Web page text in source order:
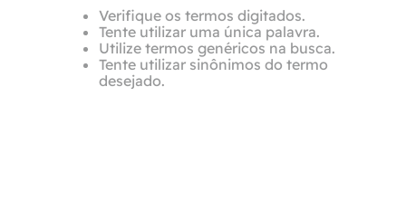
Verifique os termos digitados.
Tente utilizar uma única palavra.
Utilize termos genéricos na busca.
Tente utilizar sinônimos do termo
desejado.